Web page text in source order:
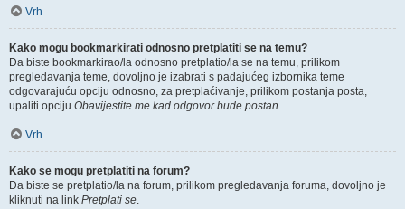
Vrh
Kako mogu bookmarkirati odnosno pretplatiti se na temu?
Da biste bookmarkirao/la odnosno pretplatio/la se na temu, prilikom
pregledavanja teme, dovoljno je izabrati s padajućeg izbornika teme
odgovarajuću opciju odnosno, za pretplaćivanje, prilikom postanja posta,
upaliti opciju Obavijestite me kad odgovor bude postan.
Vrh
Kako se mogu pretplatiti na forum?
Da biste se pretplatio/la na forum, prilikom pregledavanja foruma, dovoljno je
kliknuti na link Pretplati se.